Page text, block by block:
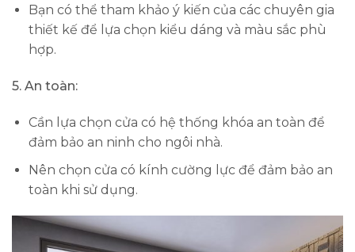
Bạn có thể tham khảo ý kiến của các chuyên gia
thiết kế để lựa chọn kiểu dáng và màu sắc phù
hợp.
5. An toàn:
Cần lựa chọn cửa có hệ thống khóa an toàn để
đảm bảo an ninh cho ngôi nhà.
Nên chọn cửa có kính cường lực để đảm bảo an
toàn khi sử dụng.